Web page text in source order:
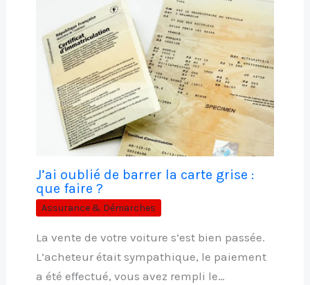
J’ai oublié de barrer la carte grise :
que faire ?
Assurance & Démarches
La vente de votre voiture s’est bien passée.
L’acheteur était sympathique, le paiement
a été effectué, vous avez rempli le…